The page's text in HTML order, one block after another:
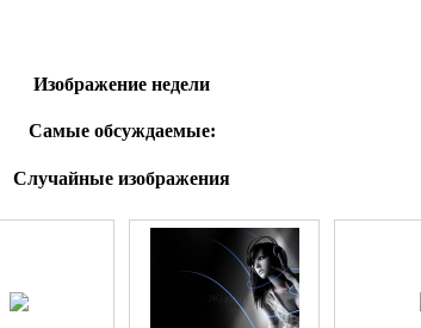
Изображение недели
Самые обсуждаемые:
Случайные изображения